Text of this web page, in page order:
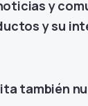
y
y su
también